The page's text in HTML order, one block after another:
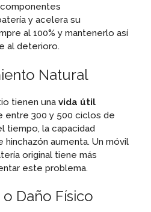
y acelera su
al 100% y mantenerlo así
al deterioro.
Natural
tienen una vida útil
entre 300 y 500 ciclos de
tiempo, la capacidad
aumenta. Un móvil
original tiene más
este problema.
Daño Físico